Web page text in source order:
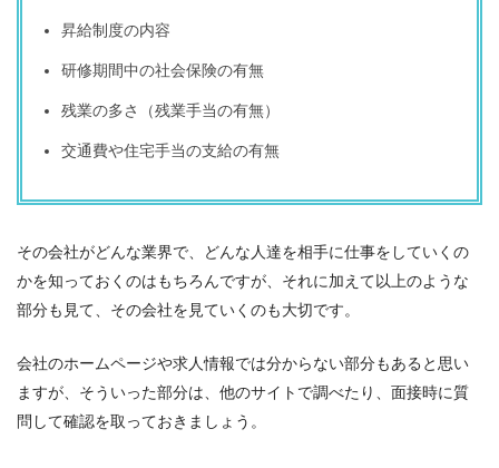
昇給制度の内容
研修期間中の社会保険の有無
残業の多さ（残業手当の有無）
交通費や住宅手当の支給の有無
その会社がどんな業界で、どんな人達を相手に仕事をしていくの
かを知っておくのはもちろんですが、それに加えて以上のような
部分も見て、その会社を見ていくのも大切です。
会社のホームページや求人情報では分からない部分もあると思い
ますが、そういった部分は、他のサイトで調べたり、面接時に質
問して確認を取っておきましょう。